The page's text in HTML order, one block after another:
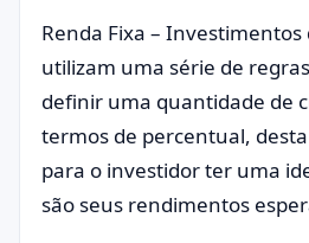
Renda Fixa –
utilizam uma série de
definir uma quantidade de
termos de percentual,
para o investidor ter uma
são seus rendimentos